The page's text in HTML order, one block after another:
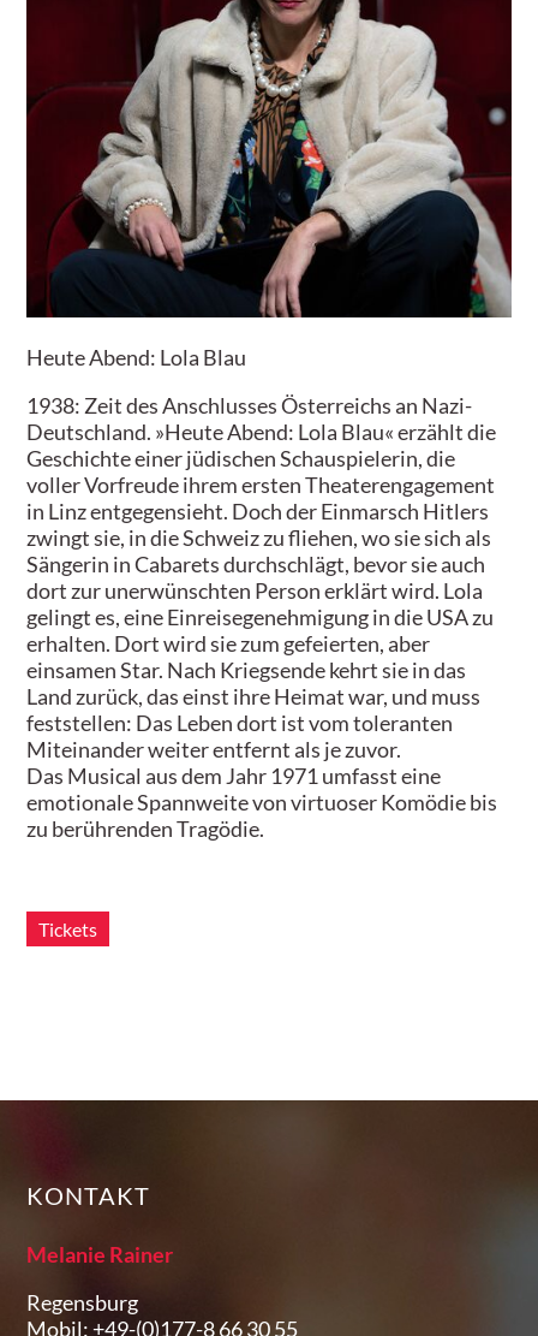
Heute Abend: Lola Blau
1938: Zeit des Anschlusses Österreichs an Nazi-
Deutschland. »Heute Abend: Lola Blau« erzählt die
Geschichte einer jüdischen Schauspielerin, die
voller Vorfreude ihrem ersten Theaterengagement
in Linz entgegensieht. Doch der Einmarsch Hitlers
zwingt sie, in die Schweiz zu fliehen, wo sie sich als
Sängerin in Cabarets durchschlägt, bevor sie auch
dort zur unerwünschten Person erklärt wird. Lola
gelingt es, eine Einreisegenehmigung in die USA zu
erhalten. Dort wird sie zum gefeierten, aber
einsamen Star. Nach Kriegsende kehrt sie in das
Land zurück, das einst ihre Heimat war, und muss
feststellen: Das Leben dort ist vom toleranten
Miteinander weiter entfernt als je zuvor.
Das Musical aus dem Jahr 1971 umfasst eine
emotionale Spannweite von virtuoser Komödie bis
zu berührenden Tragödie.
Tickets
KONTAKT
Melanie Rainer
Regensburg
Mobil: +49-(0)177-8 66 30 55